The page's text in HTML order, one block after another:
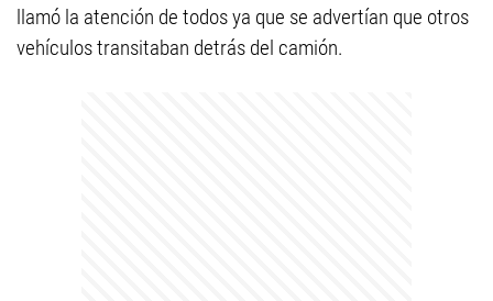
llamó la atención de todos ya que se advertían que otros
vehículos transitaban detrás del camión.